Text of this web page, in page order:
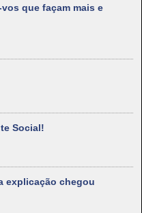
que façam mais e
Social!
explicação chegou